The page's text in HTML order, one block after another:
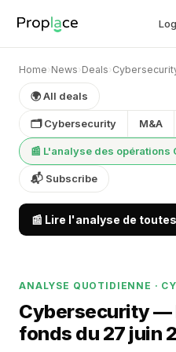
Home› News› Deals›
🌍 All deals
🗂 Cybersecurity M&A
📰 L'analyse des opérations
📬 Subscribe
📰 Lire l'analyse de
ANALYSE QUOTIDIENNE ·
Cybersecurity —
fonds du 27 juin